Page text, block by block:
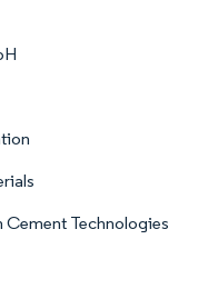
Cement Technologies